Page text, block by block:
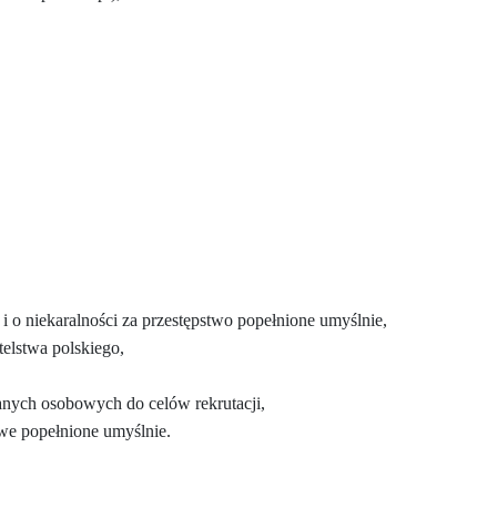
niekaralności za przestępstwo popełnione umyślnie,
polskiego,
osobowych do celów rekrutacji,
popełnione umyślnie.